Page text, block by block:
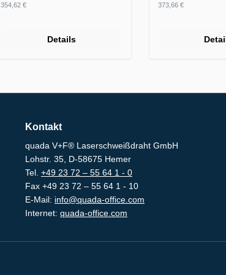
354,62 €
Details
373,66 €
Kontakt
quada V+F® Laserschweißdraht GmbH
Lohstr. 35, D-58675 Hemer
Tel. +49 23 72 – 55 64 1 - 0
Fax +49 23 72 – 55 64 1 - 10
E-Mail: info@quada-office.com
Internet: quada-office.com